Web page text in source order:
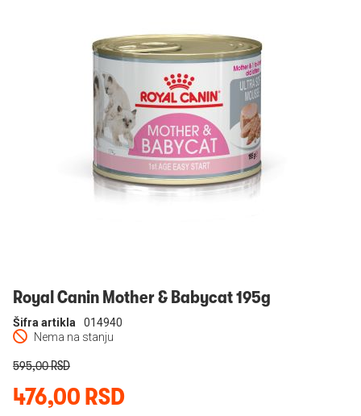
Royal Canin Mother & Babycat 195g
Nema na stanju
Šifra artikla 014940
476,00 RSD
595,00 RSD